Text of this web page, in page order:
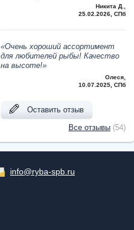
Никита Д.,
25.02.2026, СПб
«Очень хороший ассортимент
для любителей рыбы! Качество
на высоте!»
Олеся,
10.07.2025, СПб
Оставить отзыв
Все отзывы (54)
info@ryba-spb.ru